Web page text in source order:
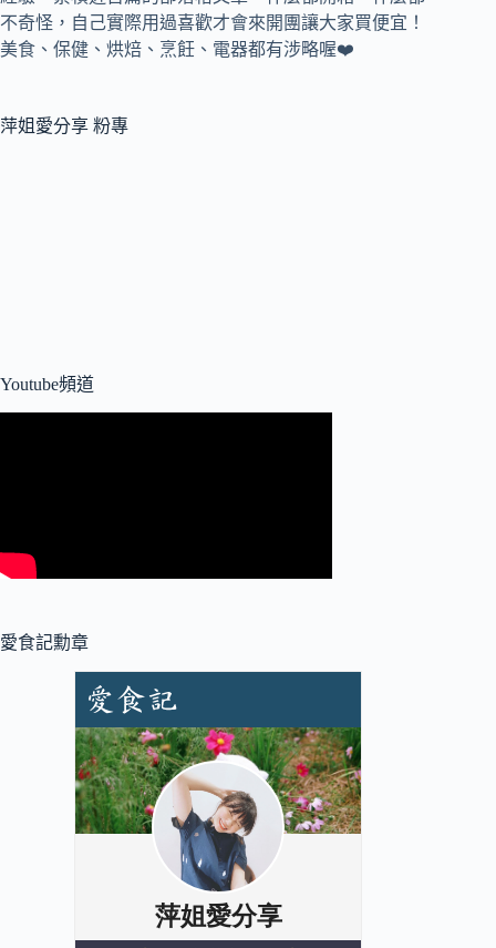
不奇怪，自己實際用過喜歡才會來開團讓大家買便宜！
美食、保健、烘焙、烹飪、電器都有涉略喔❤️
萍姐愛分享 粉專
Youtube頻道
愛食記勳章